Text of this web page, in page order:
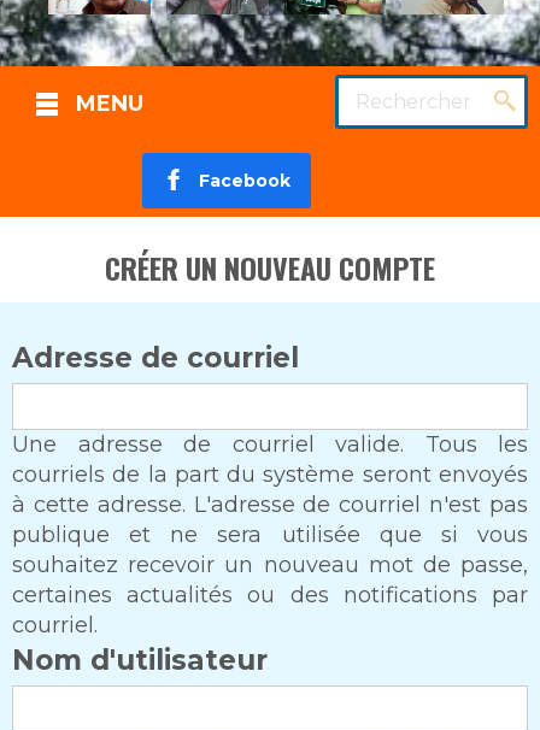
MENU Rechercher
Facebook
CRÉER UN NOUVEAU COMPTE
Adresse de courriel
Une adresse de courriel valide. Tous les
courriels de la part du système seront envoyés
à cette adresse. L'adresse de courriel n'est pas
publique et ne sera utilisée que si vous
souhaitez recevoir un nouveau mot de passe,
certaines actualités ou des notifications par
courriel.
Nom d'utilisateur